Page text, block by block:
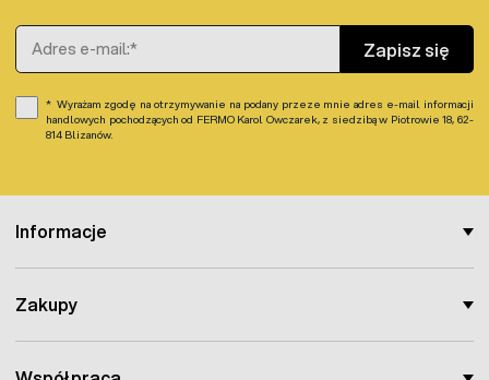
Informacje
Zakupy
Adres e-mail
Zapisz się
Wyrażam zgodę na otrzymywanie na podany przeze mnie adres e-mail informacji
handlowych pochodzących od FERMO Karol Owczarek, z siedzibą w Piotrowie 18, 62-
814 Blizanów.